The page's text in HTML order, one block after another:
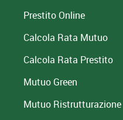
Prestito Online
Calcola Rata Mutuo
Calcola Rata Prestito
Mutuo Green
Mutuo Ristrutturazione